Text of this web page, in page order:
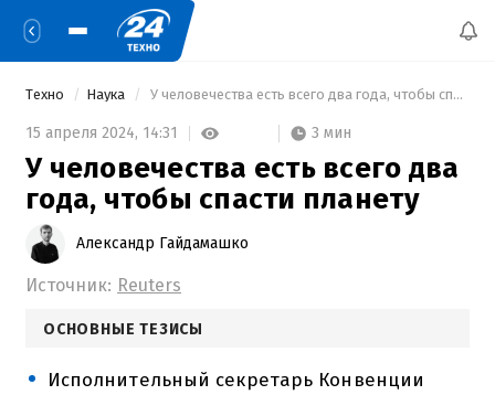
Техно Наука У человечества есть всего два года, чтобы спасти планету
15 апреля 2024, 14:31 3 мин
У человечества есть всего два
года, чтобы спасти планету
Александр Гайдамашко
Источник: Reuters
ОСНОВНЫЕ ТЕЗИСЫ
Исполнительный секретарь Конвенции